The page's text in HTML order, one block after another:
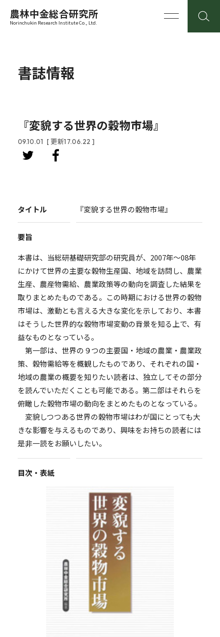
農林中金総合研究所
Norinchukin Research Institute Co., Ltd.
書誌情報
『変貌する世界の穀物市場』
09.10.01 [ 更新17.06.22 ]
タイトル 『変貌する世界の穀物市場』
要旨
本書は、当総研基礎研究部の研究員が、2007年～08年
にかけて世界の主要な穀物生産国、地域を訪問し、農業
生産、農産物需給、農業政策等の動向を調査した結果を
取りまとめたものである。この時期における世界の穀物
市場は、激動とも言える大きな変化を示しており、本書
はそうした世界的な穀物市場変動の背景を知る上で、有
益なものとなっている。
第一部は、世界の９つの主要国・地域の農業・農業政
策、穀物需給等を概観したものであり、それぞれの国・
地域の農業の概要を知りたい読者は、独立してその部分
を読んでいただくことも可能である。第二部はそれらを
俯瞰した穀物市場の動向をまとめたものとなっている。
変貌しつつある世界の穀物市場はわが国にとっても大
きな影響を与えるものであり、興味をお持ちの読者には
是非一読をお願いしたい。
目次・表紙